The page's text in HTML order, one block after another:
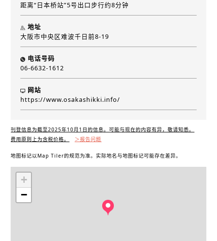
距离“日本桥站”5号出口步行约8分钟
地址
大阪市中央区难波千日前8-19
电话号码
06-6632-1612
网站
https://www.osakashikki.info/
刊登信息为截至2025年10月1日的信息。可能与现在的内容有异，敬请知悉。
费用原则上为含税价格。
＞报告问题
地图标记以Map Tiler的规范为准。实际地名与地图标记可能存在差异。
+
−